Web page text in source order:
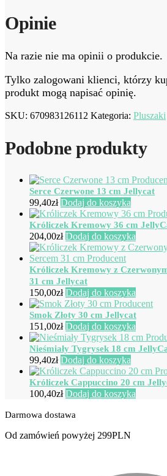
Opinie
Na razie nie ma opinii o produkcie.
Tylko zalogowani klienci, którzy
produkt mogą napisać opinię.
SKU: 670983126112 Kategoria: Pluszaki
Podobne produkty
Serce Czerwone 13 cm Jellycat
99,40zł Dodaj do koszyka
Króliczek Kremowy 36 cm
204,00zł Dodaj do koszyka
Króliczek Kremowy z
31 cm Jellycat
150,00zł Dodaj do koszyka
Smok Złoty 30 cm Jellycat
151,00zł Dodaj do koszyka
Nieśmiały Tygrysek 18 cm
99,40zł Dodaj do koszyka
Króliczek Cappuccino 20 cm
100,40zł Dodaj do koszyka
Darmowa dostawa
Od zamówień powyżej 299PLN